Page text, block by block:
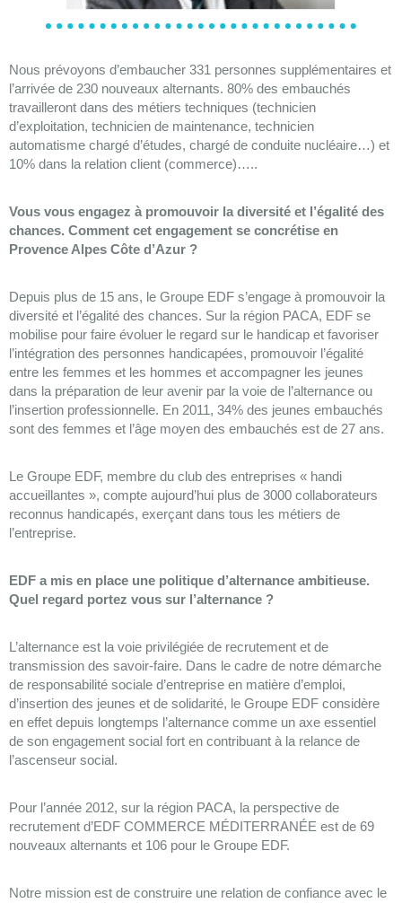
Nous prévoyons d’embaucher 331 personnes supplémentaires et
l’arrivée de 230 nouveaux alternants. 80% des embauchés
travailleront dans des métiers techniques (technicien
d’exploitation, technicien de maintenance, technicien
automatisme chargé d’études, chargé de conduite nucléaire…) et
10% dans la relation client (commerce)…..
Vous vous engagez à promouvoir la diversité et l’égalité des
chances. Comment cet engagement se concrétise en
Provence Alpes Côte d’Azur ?
Depuis plus de 15 ans, le Groupe EDF s’engage à promouvoir la
diversité et l’égalité des chances. Sur la région PACA, EDF se
mobilise pour faire évoluer le regard sur le handicap et favoriser
l’intégration des personnes handicapées, promouvoir l’égalité
entre les femmes et les hommes et accompagner les jeunes
dans la préparation de leur avenir par la voie de l’alternance ou
l’insertion professionnelle. En 2011, 34% des jeunes embauchés
sont des femmes et l’âge moyen des embauchés est de 27 ans.
Le Groupe EDF, membre du club des entreprises « handi
accueillantes », compte aujourd’hui plus de 3000 collaborateurs
reconnus handicapés, exerçant dans tous les métiers de
l’entreprise.
EDF a mis en place une politique d’alternance ambitieuse.
Quel regard portez vous sur l’alternance ?
L’alternance est la voie privilégiée de recrutement et de
transmission des savoir-faire. Dans le cadre de notre démarche
de responsabilité sociale d’entreprise en matière d’emploi,
d’insertion des jeunes et de solidarité, le Groupe EDF considère
en effet depuis longtemps l’alternance comme un axe essentiel
de son engagement social fort en contribuant à la relance de
l’ascenseur social.
Pour l’année 2012, sur la région PACA, la perspective de
recrutement d’EDF COMMERCE MÉDITERRANÉE est de 69
nouveaux alternants et 106 pour le Groupe EDF.
Notre mission est de construire une relation de confiance avec le